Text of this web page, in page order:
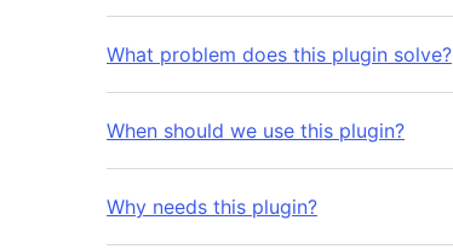
What problem does this plugin solve?
When should we use this plugin?
Why needs this plugin?